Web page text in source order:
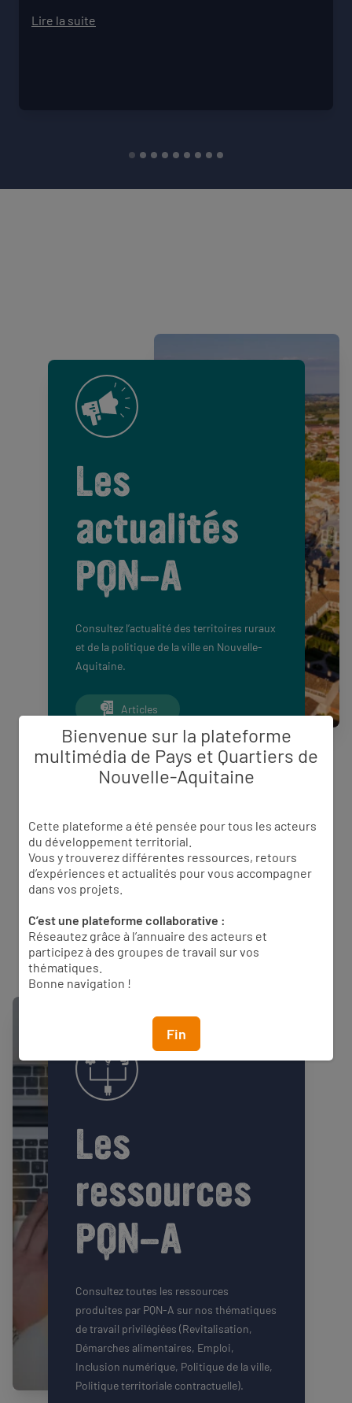
climatiques, environnementaux et
Lire la suite
Les
actualités
PQN-A
Consultez l’actualité des territoires ruraux
et de la politique de la ville en Nouvelle-
Aquitaine.
Articles
Appels à projet
Offres d’emploi
Agenda
Actualités PQN-A
Les
ressources
PQN-A
Consultez toutes les ressources
produites par PQN-A sur nos thématiques
de travail privilégiées (Revitalisation,
Démarches alimentaires, Emploi,
Inclusion numérique, Politique de la ville,
Politique territoriale contractuelle).
Bienvenue sur la plateforme
multimédia de Pays et Quartiers de
Nouvelle-Aquitaine
Cette plateforme a été pensée pour tous les acteurs
du développement territorial.
Vous y trouverez différentes ressources, retours
d’expériences et actualités pour vous accompagner
dans vos projets.
C’est une plateforme collaborative :
Réseautez grâce à l’annuaire des acteurs et
participez à des groupes de travail sur vos
thématiques.
Bonne navigation !
Fin